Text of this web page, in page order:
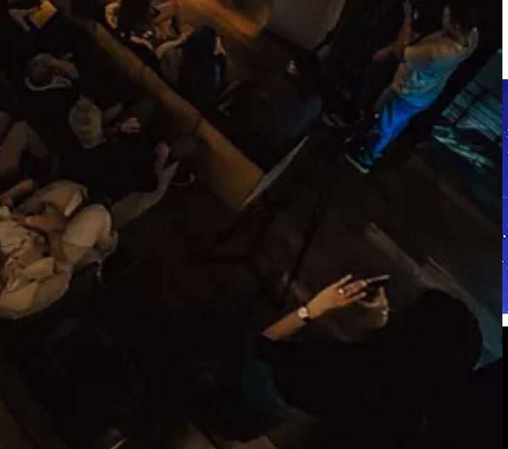
ne mentina in viata? Raspunsul la aceasta intrebare il poti afla din recomandarea de astazi. Este vorba despre
fenomen si multe altele intr-un mod captivant si usor de inteles.
te va tine cu sufletul la gura, cu povesti uimitoare si intalniri cu experti de pe tot globul. Cel putin pe mine a